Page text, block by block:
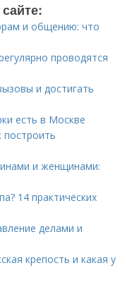
и общению: что
проводятся
и достигать
есть в Москве
построить
и женщинами:
14 практических
делами и
крепость и какая у